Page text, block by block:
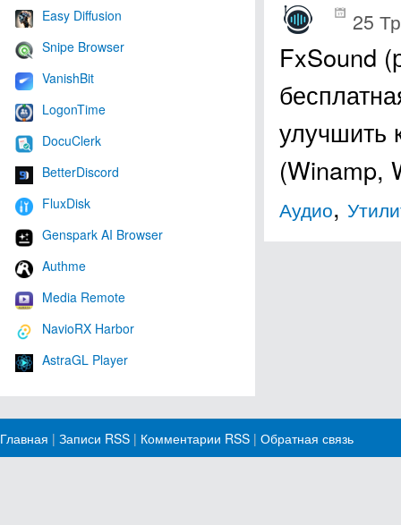
Easy Diffusion
Snipe Browser
VanishBit
LogonTime
DocuClerk
BetterDiscord
FluxDisk
Genspark AI Browser
Authme
Media Remote
NavioRX Harbor
AstraGL Player
25
FxSound
улучшить
(Winamp,
Аудио,
Главная | Записи RSS | Комментарии RSS | Обратная связь